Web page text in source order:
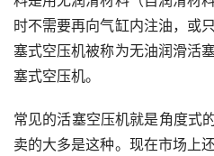
时不需要再向气缸内注油，或
塞式空压机被称为无油润滑活
塞式空压机。
常见的活塞空压机就是角度式
卖的大多是这种。现在市场上